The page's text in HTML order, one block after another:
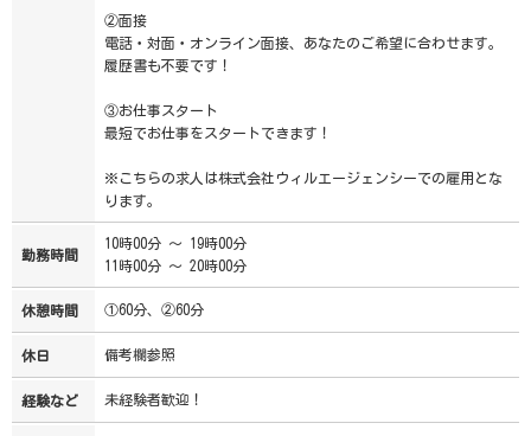
②面接
電話・対面・オンライン面接、あなたのご希望に合わせます。
履歴書も不要です！
③お仕事スタート
最短でお仕事をスタートできます！
※こちらの求人は株式会社ウィルエージェンシーでの雇用とな
ります。
勤務時間
10時00分 ～ 19時00分
11時00分 ～ 20時00分
休憩時間 ①60分、②60分
休日 備考欄参照
経験など 未経験者歓迎！